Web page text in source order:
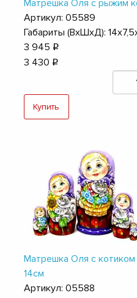
Матрешка Оля с рыжим
Артикул: 05589
Габариты (ВхШхД):
3 945 q
3 430 q
Купить
Матрешка Оля с
14см
Артикул: 05588